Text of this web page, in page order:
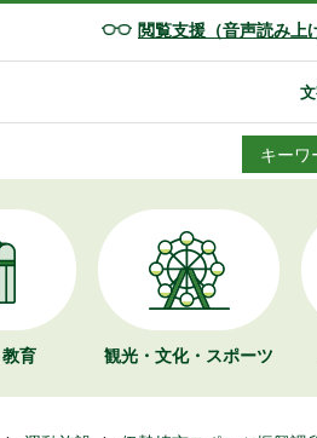
閲覧支援（音声読み上
キーワ
育 観光・文化・ スポーツ